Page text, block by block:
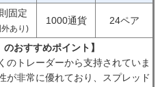
固定
あり)
1000通貨 24ペア
おすすめポイント】
のトレーダーから支持されていま
が非常に優れており、スプレッド